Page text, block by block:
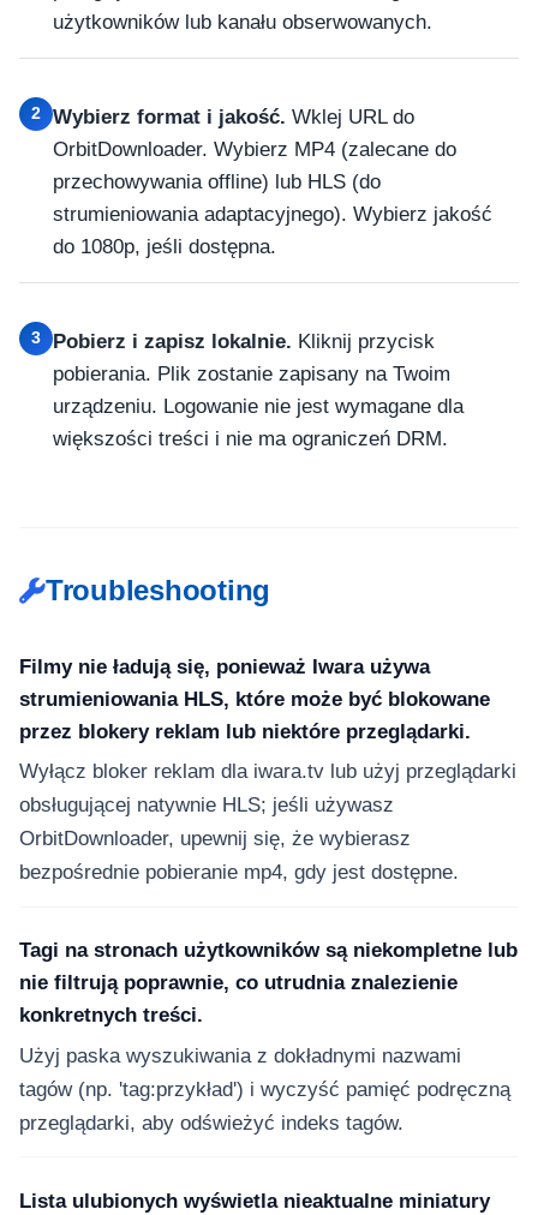
użytkowników lub kanału obserwowanych.
2 Wybierz format i jakość. Wklej URL do
OrbitDownloader. Wybierz MP4 (zalecane do
przechowywania offline) lub HLS (do
strumieniowania adaptacyjnego). Wybierz jakość
do 1080p, jeśli dostępna.
3 Pobierz i zapisz lokalnie. Kliknij przycisk
pobierania. Plik zostanie zapisany na Twoim
urządzeniu. Logowanie nie jest wymagane dla
większości treści i nie ma ograniczeń DRM.
Troubleshooting
Filmy nie ładują się, ponieważ Iwara używa
strumieniowania HLS, które może być blokowane
przez blokery reklam lub niektóre przeglądarki.
Wyłącz bloker reklam dla iwara.tv lub użyj przeglądarki
obsługującej natywnie HLS; jeśli używasz
OrbitDownloader, upewnij się, że wybierasz
bezpośrednie pobieranie mp4, gdy jest dostępne.
Tagi na stronach użytkowników są niekompletne lub
nie filtrują poprawnie, co utrudnia znalezienie
konkretnych treści.
Użyj paska wyszukiwania z dokładnymi nazwami
tagów (np. 'tag:przykład') i wyczyść pamięć podręczną
przeglądarki, aby odświeżyć indeks tagów.
Lista ulubionych wyświetla nieaktualne miniatury